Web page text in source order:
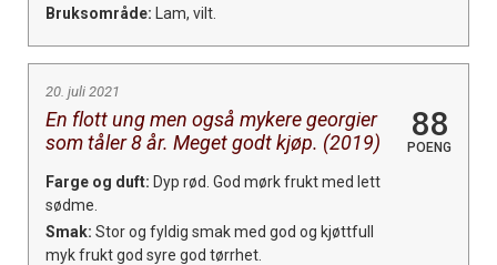
Bruksområde: Lam, vilt.
20. juli 2021
En flott ung men også mykere georgier
som tåler 8 år. Meget godt kjøp. (2019)
88
POENG
Farge og duft: Dyp rød. God mørk frukt med lett
sødme.
Smak: Stor og fyldig smak med god og kjøttfull
myk frukt god syre god tørrhet.